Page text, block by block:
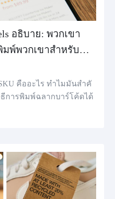
อธิบาย: พวกเขา
มพ์พวกเขาสำหรับ
คืออะไร ทำไมมันสำคั
การพิมพ์ฉลากบาร์โค้ดได้